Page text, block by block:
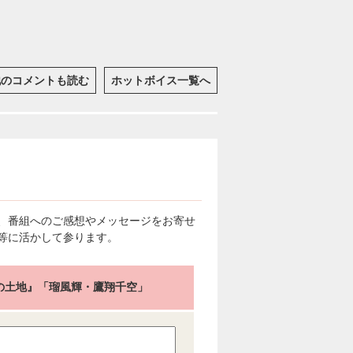
コメントも読む ホットボイス一覧へ
番組へのご感想やメッセージをお寄せ
活かして参ります。
地』「瑠風輝・鷹翔千空」